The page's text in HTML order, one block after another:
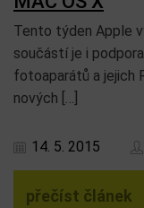
Tento týden Apple
součástí je i
fotoaparátů a jejich
nových […]
14. 5. 2015
přečíst článek